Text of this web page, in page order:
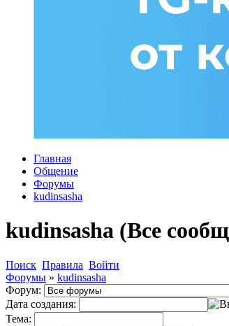
Главная
Общение
Форумы
kudinsasha
kudinsasha (Все
Поиск Правила Войти
Форумы » kudinsasha
Форум:
Дата создания:
Тема: